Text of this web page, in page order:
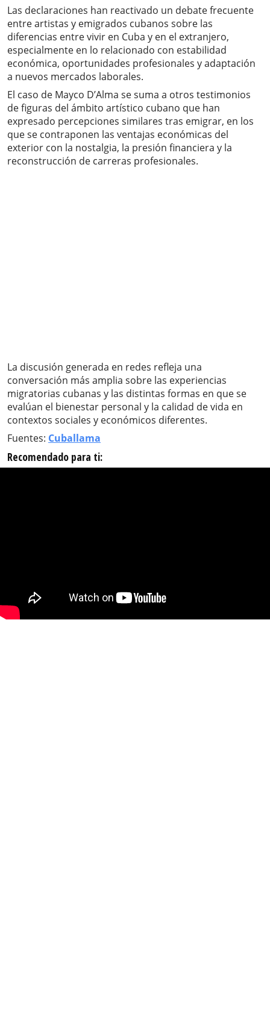
Las declaraciones han reactivado un debate frecuente
entre artistas y emigrados cubanos sobre las
diferencias entre vivir en Cuba y en el extranjero,
especialmente en lo relacionado con estabilidad
económica, oportunidades profesionales y adaptación
a nuevos mercados laborales.
El caso de Mayco D’Alma se suma a otros testimonios
de figuras del ámbito artístico cubano que han
expresado percepciones similares tras emigrar, en los
que se contraponen las ventajas económicas del
exterior con la nostalgia, la presión financiera y la
reconstrucción de carreras profesionales.
La discusión generada en redes refleja una
conversación más amplia sobre las experiencias
migratorias cubanas y las distintas formas en que se
evalúan el bienestar personal y la calidad de vida en
contextos sociales y económicos diferentes.
Fuentes: Cuballama
Recomendado para ti: